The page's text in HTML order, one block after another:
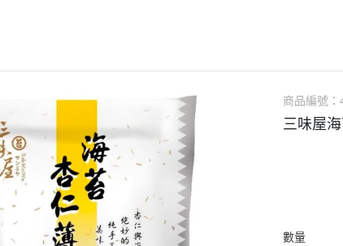
純素奶油/起司
湯品/羹
天貝/醬料/素旦
涼拌
冰淇淋
味噌/味霖
素香鬆
高湯/湯底
蒟蒻
商品編號：
三味屋
數量